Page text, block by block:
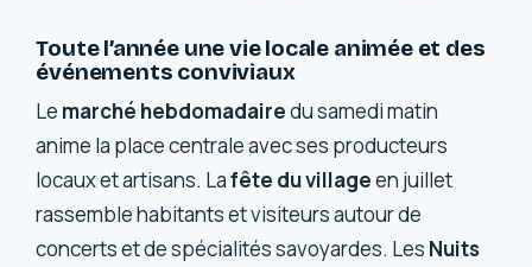
Toute l’année une vie locale animée et des
événements conviviaux
Le marché hebdomadairedu samedi matin
anime la place centrale avec ses producteurs
locaux et artisans. Lafête du villageen juillet
rassemble habitants et visiteurs autour de
concerts et de spécialités savoyardes. Les Nuits